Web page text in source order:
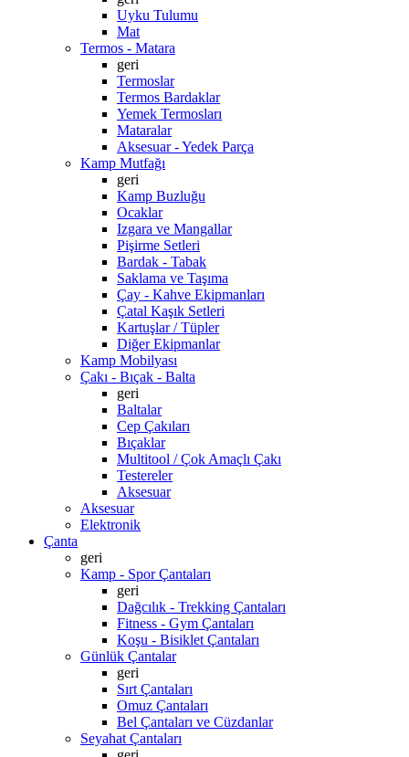
Uyku Tulumu
Mat
Termos - Matara
geri
Termoslar
Termos Bardaklar
Yemek Termosları
Mataralar
Aksesuar - Yedek Parça
Kamp Mutfağı
geri
Kamp Buzluğu
Ocaklar
Izgara ve Mangallar
Pişirme Setleri
Bardak - Tabak
Saklama ve Taşıma
Çay - Kahve Ekipmanları
Çatal Kaşık Setleri
Kartuşlar / Tüpler
Diğer Ekipmanlar
Kamp Mobilyası
Çakı - Bıçak - Balta
geri
Baltalar
Cep Çakıları
Bıçaklar
Multitool / Çok Amaçlı Çakı
Testereler
Aksesuar
Aksesuar
Elektronik
Çanta
geri
Kamp - Spor Çantaları
geri
Dağcılık - Trekking Çantaları
Fitness - Gym Çantaları
Koşu - Bisiklet Çantaları
Günlük Çantalar
geri
Sırt Çantaları
Omuz Çantaları
Bel Çantaları ve Cüzdanlar
Seyahat Çantaları